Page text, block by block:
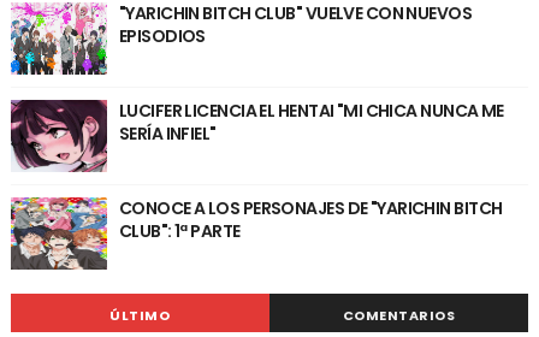
"YARICHIN BITCH CLUB" VUELVE CON NUEVOS
EPISODIOS
LUCIFER LICENCIA EL HENTAI "MI CHICA NUNCA ME
SERÍA INFIEL"
CONOCE A LOS PERSONAJES DE "YARICHIN BITCH
CLUB": 1ª PARTE
ÚLTIMO COMENTARIOS